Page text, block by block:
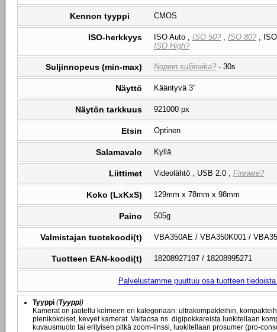
Kennon tyyppi CMOS
ISO-herkkyys ISO Auto , ISO 50? , ISO 80? ,
ISO High?
Suljinnopeus (min-max) Nopein suljinaika? - 30s
Näyttö Kääntyvä 3"
Näytön tarkkuus 921000 px
Etsin Optinen
Salamavalo Kyllä
Liittimet Videolähtö , USB 2.0 , Firewire?
Koko (LxKxS) 129mm x 78mm x 98mm
Paino 505g
Valmistajan tuotekoodi(t) VBA350AE / VBA350K001 /
Tuotteen EAN-koodi(t) 18208927197 / 18208995271
Palvelustamme puuttuu osa tuotteen
Tyyppi (Tyyppi)
Kamerat on jaoteltu kolmeen eri kategoriaan: ultrakompakteihin,
pienikokoiset, kevyet kamerat. Valtaosa ns. digipokkareista luokitellaan
kuvausmuoto tai erityisen pitkä zoom-linssi, luokitellaan prosumer (pro-